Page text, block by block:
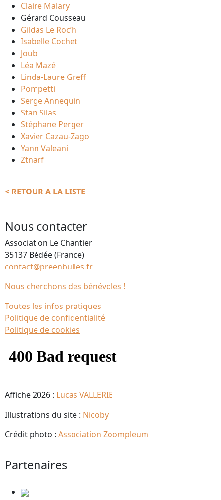
Claire Malary
Gérard Cousseau
Gildas Le Roc’h
Isabelle Cochet
Joub
Léa Mazé
Linda-Laure Greff
Pompetti
Serge Annequin
Stan Silas
Stéphane Perger
Xavier Cazau-Zago
Yann Valeani
Ztnarf
< RETOUR A LA LISTE
Nous contacter
Association Le Chantier
35137 Bédée (France)
contact@preenbulles.fr
Nous cherchons des bénévoles !
Toutes les infos pratiques
Politique de confidentialité
Politique de cookies
Affiche 2026 : Lucas VALLERIE
Illustrations du site : Nicoby
Crédit photo : Association Zoompleum
Partenaires